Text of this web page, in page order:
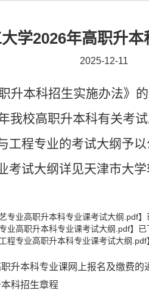
学2026年高职升本
2025-12-11
升本科招生实施办法》
我校高职升本科有关考
工程专业的考试大纲予
考试大纲详见天津市大学
专业高职升本科专业课考试大纲.pdf】
业高职升本科专业课考试大纲.pdf】已
程专业高职升本科专业课考试大纲.pdf
升本科专业课网上报名及缴费的
科招生章程